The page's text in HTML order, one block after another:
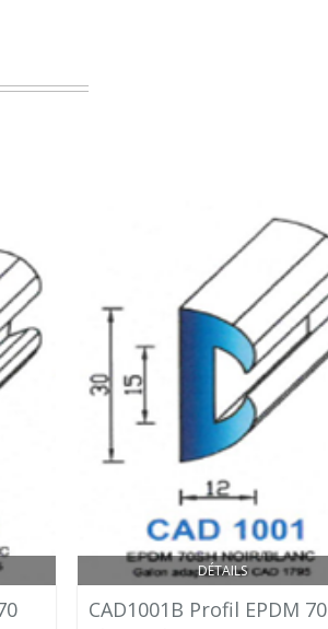
DÉTAILS
CAD1001B Profil EPDM 70